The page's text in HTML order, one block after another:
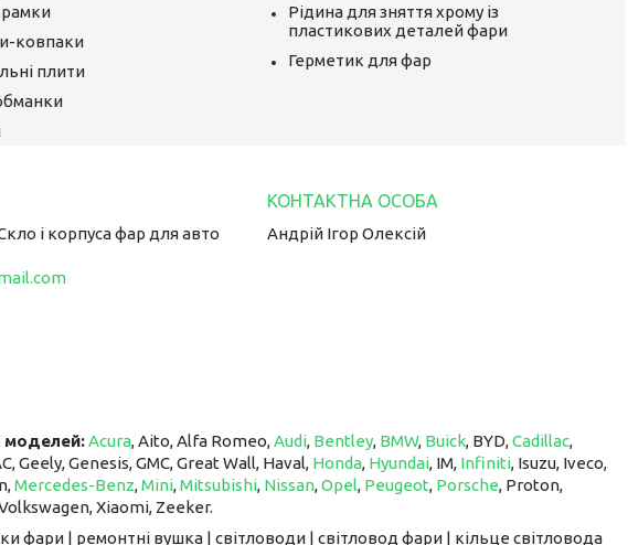
рамки
ковпаки
плити
Рідина для зняття хрому із
пластикових деталей фари
Герметик для фар
і корпуса фар для авто Андрій Ігор Олексій
моделей:Acura, Aito, Alfa Romeo,Audi, Bentley, BMW, Buick, BYD,Cadillac,
Geely, Genesis, GMC, Great Wall, Haval, Honda, Hyundai, IM, ​​​​​​​ Infiniti, Isuzu, Iveco,
Mercedes-Benz,Mini,Mitsubishi, Nissan,Opel, Peugeot, Porsche, Proton, ​​​​​​​
Xiaomi, Zeeker.
фари | ремонтні вушка | світловоди | світловод фари | кільце світловода